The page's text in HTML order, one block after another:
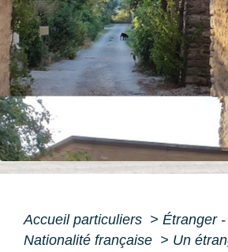
Accueil particuliers > Étranger
Nationalité française > Un